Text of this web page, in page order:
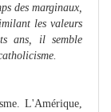
des marginaux,
les valeurs
ans, il semble
L'Amérique,